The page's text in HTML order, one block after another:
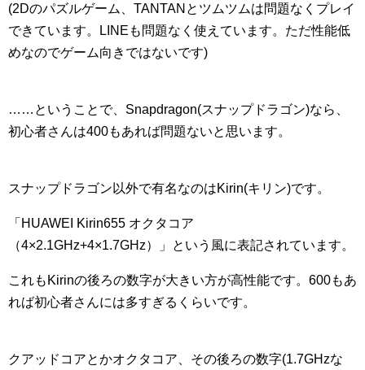
(2Dのパズルゲーム、TANTANとツムツムは問題なくプレイ
できています。LINEも問題なく使えています。ただ性能低
めなのでゲーム向きではないです)
……ということで、Snapdragon(スナップドラゴン)なら、
初心者さんは400もあれば問題ないと思います。
スナップドラゴン以外で有名なのはKirin(キリン)です。
「HUAWEI Kirin655 オクタコア
（4×2.1GHz+4×1.7GHz）」という風に表記されています。
これもKirinの後ろの数字が大きい方が高性能です。600もあ
れば初心者さんには多すぎるくらいです。
クアッドコアとかオクタコア、その後ろの数字(1.7GHzな